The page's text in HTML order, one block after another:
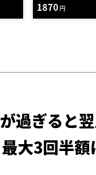
3300円
過ぎると
大3回半額